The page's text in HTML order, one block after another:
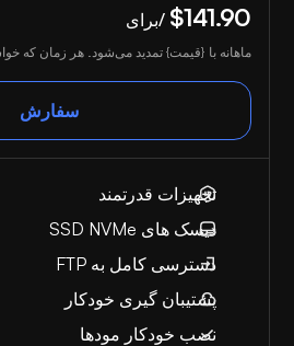
$141.90 /برای
ماهانه با {قیمت} تمدید می‌شود. هر زمان که
سفارش
تجهیزات قدرتمند
دیسک های SSD NVMe
دسترسی کامل به FTP
پشتیبان گیری خودکار
نصب خودکار مودها